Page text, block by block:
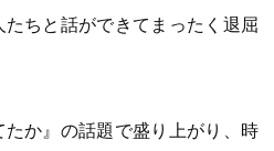
ちと話ができてまったく退屈
たか』の話題で盛り上がり、時